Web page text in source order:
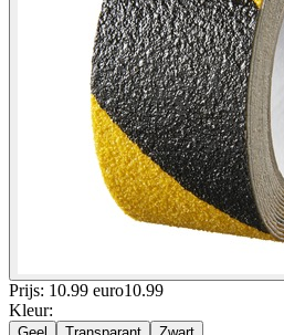
Prijs: 10.99 euro10.99
Kleur: